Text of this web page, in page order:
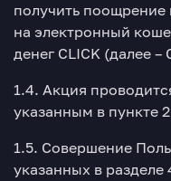
получить
на электронный
денег CLICK (далее –
1.4. Акция
указанным в пункте
1.5. Совершение
указанных в